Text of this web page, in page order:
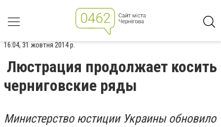
16:04, 31 жовтня 2014 р.
Люстрация продолжает косить
черниговские ряды
Министерство юстиции Украины обновило